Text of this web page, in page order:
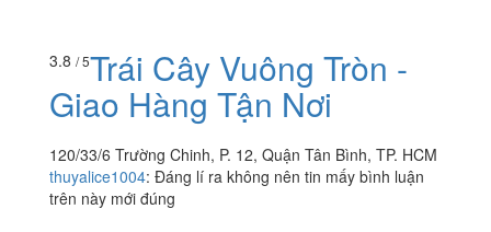
3.8/ 5Trái Cây Vuông Tròn -
Giao Hàng Tận Nơi